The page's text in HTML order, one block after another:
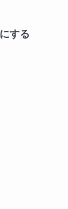
する